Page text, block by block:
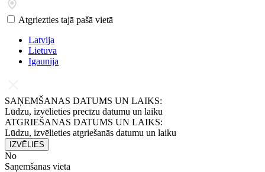
Atgriezties tajā pašā vietā
Latvijа
Lietuva
Igaunija
SAŅEMŠANAS DATUMS UN LAIKS:
Lūdzu, izvēlieties precīzu datumu un laiku
ATGRIEŠANAS DATUMS UN LAIKS:
Lūdzu, izvēlieties atgriešanās datumu un laiku
IZVĒLIES
No
Saņemšanas vieta